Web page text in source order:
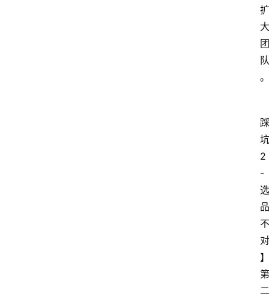
扩
大
团
队
。
踩
坑
2
-
选
品
不
对
】
第
二